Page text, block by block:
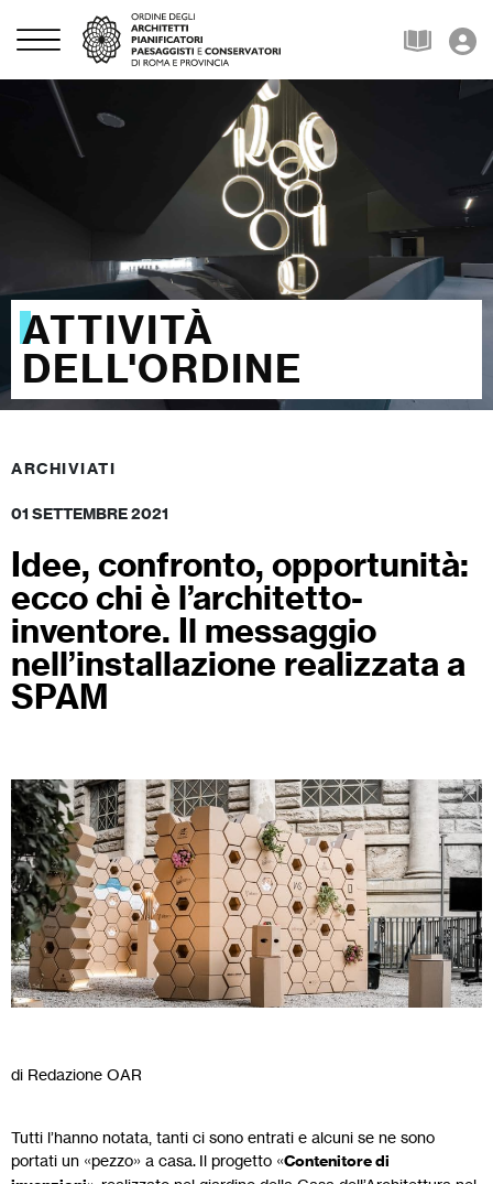
ATTIVITÀ
DELL'ORDINE
ARCHIVIATI
01 SETTEMBRE 2021
Idee, confronto, opportunità:
ecco chi è l’architetto-
inventore. Il messaggio
nell’installazione realizzata a
SPAM
di Redazione OAR
Tutti l’hanno notata, tanti ci sono entrati e alcuni se ne sono
portati un «pezzo» a casa. Il progetto «Contenitore di